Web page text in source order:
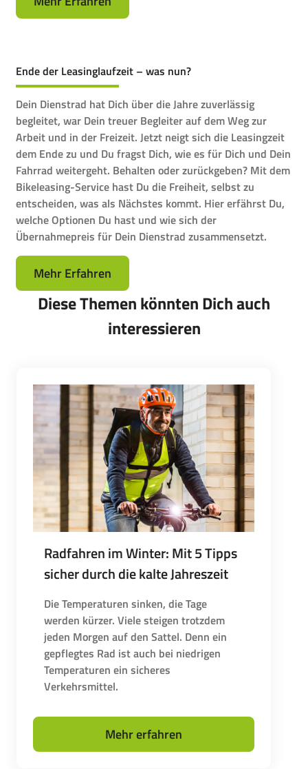
Ende der Leasinglaufzeit – was nun?
Dein Dienstrad hat Dich über die Jahre zuverlässig
begleitet, war Dein treuer Begleiter auf dem Weg zur
Arbeit und in der Freizeit. Jetzt neigt sich die Leasingzeit
dem Ende zu und Du fragst Dich, wie es für Dich und Dein
Fahrrad weitergeht. Behalten oder zurückgeben? Mit dem
Bikeleasing-Service hast Du die Freiheit, selbst zu
entscheiden, was als Nächstes kommt. Hier erfährst Du,
welche Optionen Du hast und wie sich der
Übernahmepreis für Dein Dienstrad zusammensetzt.
Mehr Erfahren
Diese Themen könnten Dich auch
interessieren
Radfahren im Winter: Mit 5 Tipps
sicher durch die kalte Jahreszeit
Die Temperaturen sinken, die Tage
werden kürzer. Viele steigen trotzdem
jeden Morgen auf den Sattel. Denn ein
gepflegtes Rad ist auch bei niedrigen
Temperaturen ein sicheres
Verkehrsmittel.
Mehr erfahren